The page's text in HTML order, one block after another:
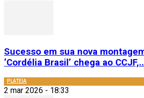
Sucesso em sua nova
‘Cordélia Brasil’ chega ao
PLATEIA
2 mar 2026 - 18:33